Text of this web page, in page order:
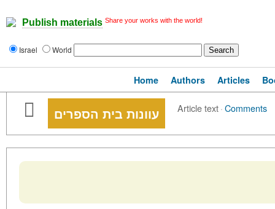
Publish materials Share your works with the world!
Israel World
Home Authors Articles
עוונות בית הספרים Article text·Comments